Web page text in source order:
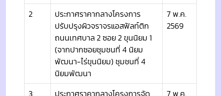
2
ประกาศราคากลางโครงการ
ปรับปรุงผิวจราจรแอสฟัลท์ติก
ถนนเทศบาล 2 ซอย 2 ขุนนิยม 1
(จากปากซอยชุมชนที่ 4 นิยม
พัฒนา-ไร่ขุนนิยม) ชุมชนที่ 4
นิยมพัฒนา
7 พ.ค.
2569
3
ประกาศราคากลางโครงการจัด
7 พ.ค.